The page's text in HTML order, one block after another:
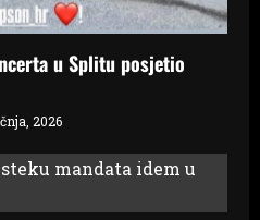
u Splitu posjetio
2026